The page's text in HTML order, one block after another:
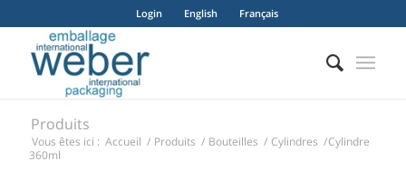
Login English Français
Produits
Vous êtes ici : Accueil / Produits / Bouteilles / Cylindres /Cylindre
360ml